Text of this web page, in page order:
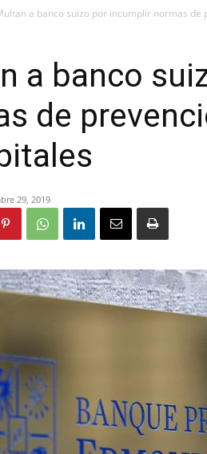
a banco suizo por incumplir normas de
a banco
de
29, 2019